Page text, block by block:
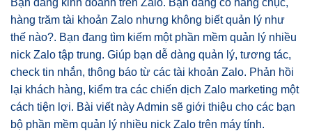
Bạn đang kinh doanh trên Zalo. Bạn đang có hàng chục,
hàng trăm tài khoản Zalo nhưng không biết quản lý như
thế nào?. Bạn đang tìm kiếm một phần mềm quản lý nhiều
nick Zalo tập trung. Giúp bạn dễ dàng quản lý, tương tác,
check tin nhắn, thông báo từ các tài khoản Zalo. Phản hồi
lại khách hàng, kiểm tra các chiến dịch Zalo marketing một
cách tiện lợi. Bài viết này Admin sẽ giới thiệu cho các bạn
bộ phần mềm quản lý nhiều nick Zalo trên máy tính.